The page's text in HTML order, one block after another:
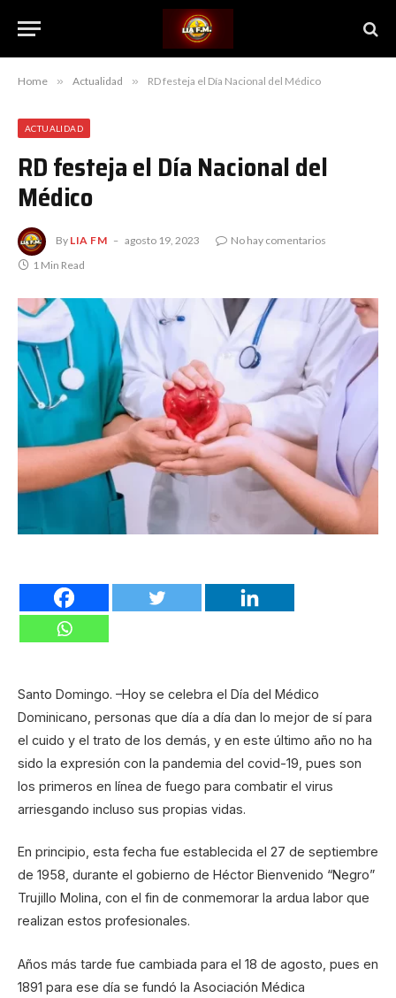
Home » Actualidad » RD festeja el Día Nacional del Médico
ACTUALIDAD
RD festeja el Día Nacional del
Médico
By LIA FM agosto 19, 2023
No hay comentarios
1 Min Read
Santo Domingo. –Hoy se celebra el Día del Médico
Dominicano, personas que día a día dan lo mejor de sí para
el cuido y el trato de los demás, y en este último año no ha
sido la expresión con la pandemia del covid-19, pues son
los primeros en línea de fuego para combatir el virus
arriesgando incluso sus propias vidas.
En principio, esta fecha fue establecida el 27 de septiembre
de 1958, durante el gobierno de Héctor Bienvenido “Negro”
Trujillo Molina, con el fin de conmemorar la ardua labor que
realizan estos profesionales.
Años más tarde fue cambiada para el 18 de agosto, pues en
1891 para ese día se fundó la Asociación Médica